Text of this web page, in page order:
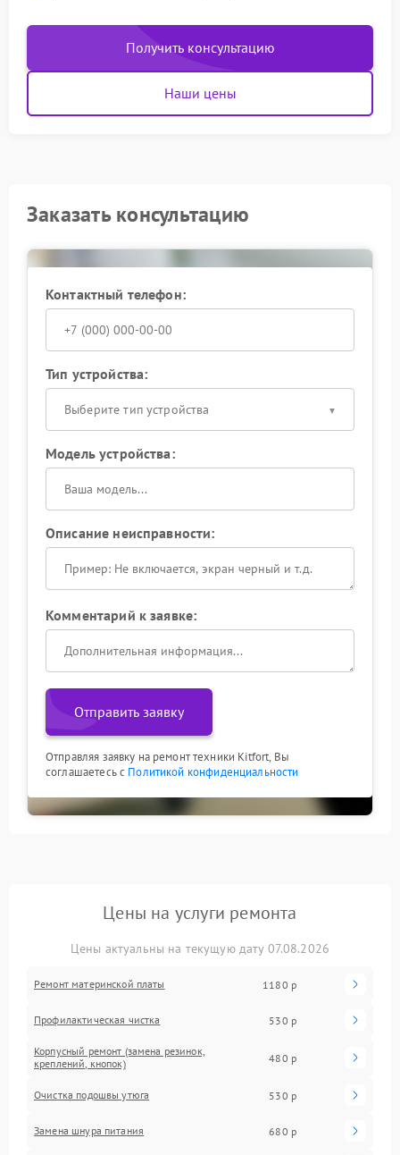
Получить консультацию
Наши цены
Заказать консультацию
Контактный телефон:
Тип устройства:
Выберите тип устройства
Модель устройства:
Описание неисправности:
Комментарий к заявке:
Отправить заявку
Отправляя заявку на ремонт техники Kitfort, Вы
соглашаетесь с Политикой конфиденциальности
Цены на услуги ремонта
Цены актуальны на текущую дату 07.08.2026
Ремонт материнской платы 1180 р
Профилактическая чистка 530 р
Корпусный ремонт (замена резинок,
креплений, кнопок)
480 р
Очистка подошвы утюга 530 р
Замена шнура питания 680 р